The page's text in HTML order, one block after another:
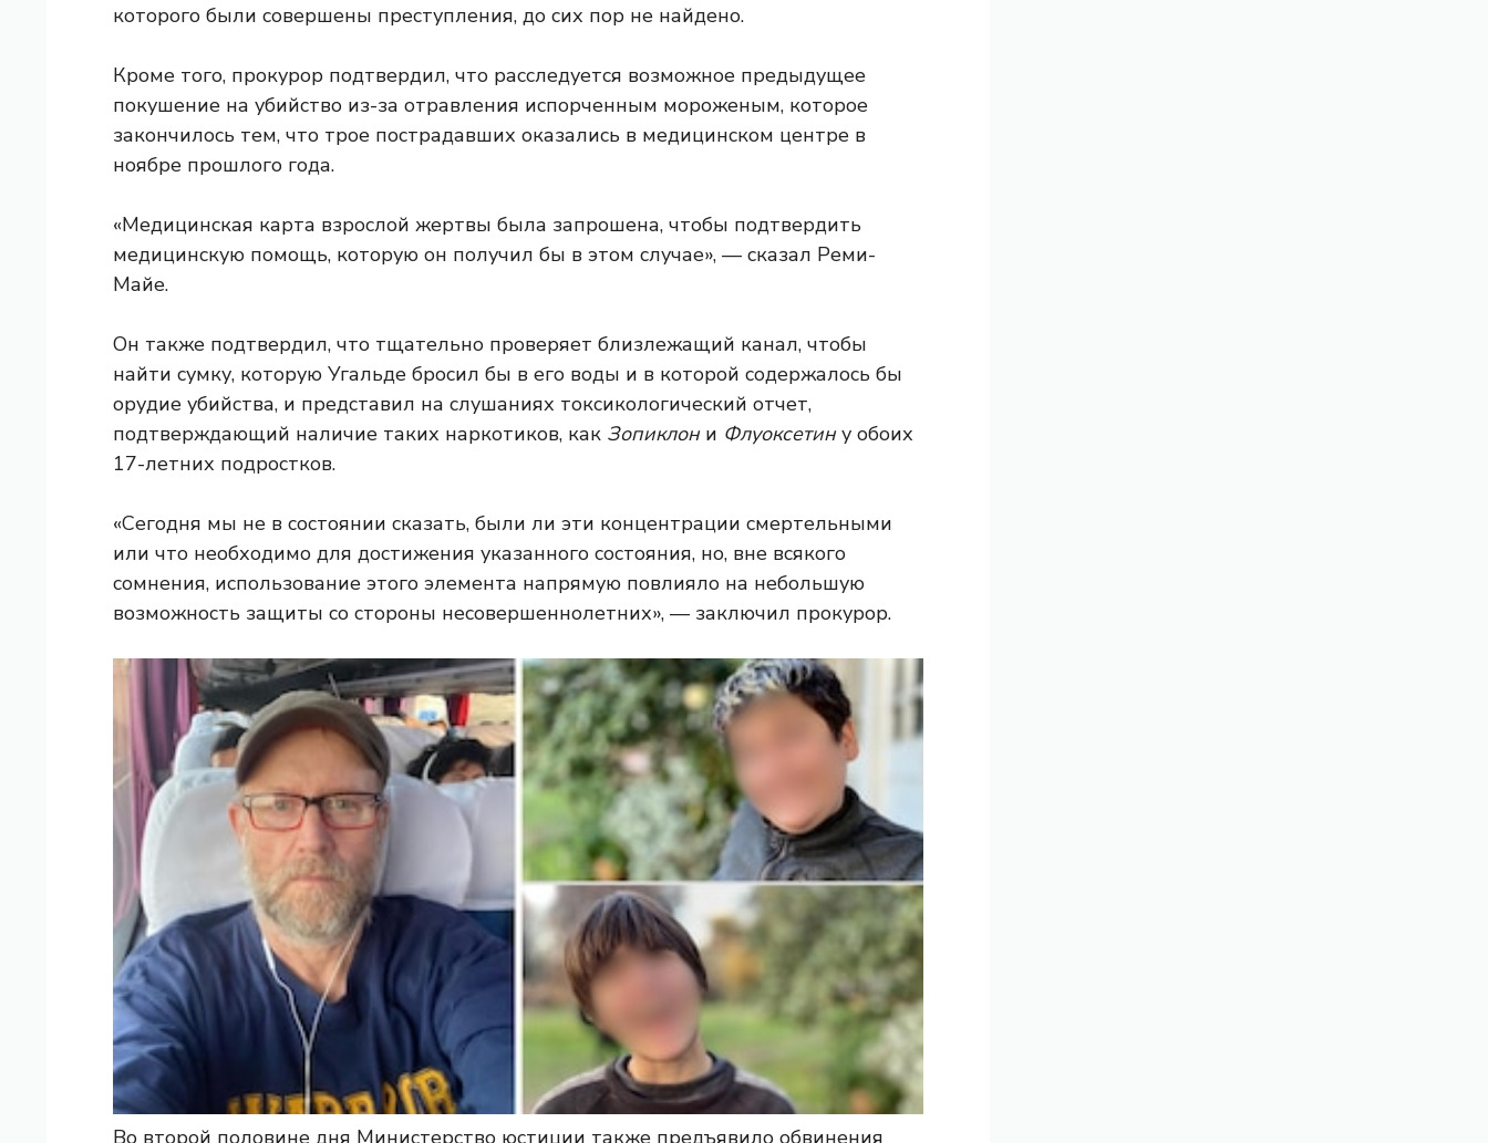
которого были совершены преступления, до сих пор не найдено.
Кроме того, прокурор подтвердил, что расследуется возможное предыдущее
покушение на убийство из-за отравления испорченным мороженым, которое
закончилось тем, что трое пострадавших оказались в медицинском центре в
ноябре прошлого года.
«Медицинская карта взрослой жертвы была запрошена, чтобы подтвердить
медицинскую помощь, которую он получил бы в этом случае», — сказал Реми-
Майе.
Он также подтвердил, что тщательно проверяет близлежащий канал, чтобы
найти сумку, которую Угальде бросил бы в его воды и в которой содержалось бы
орудие убийства, и представил на слушаниях токсикологический отчет,
подтверждающий наличие таких наркотиков, как Зопиклони Флуоксетину обоих
17-летних подростков.
«Сегодня мы не в состоянии сказать, были ли эти концентрации смертельными
или что необходимо для достижения указанного состояния, но, вне всякого
сомнения, использование этого элемента напрямую повлияло на небольшую
возможность защиты со стороны несовершеннолетних», — заключил прокурор.
Во второй половине дня Министерство юстиции также предъявило обвинения